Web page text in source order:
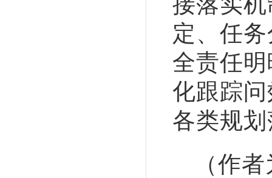
定、任
全责任
化跟踪
各类规
（作